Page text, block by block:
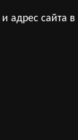
адрес сайта